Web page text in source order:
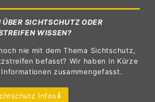
SICHTSCHUTZ ODER
WISSEN?
nie mit dem Thema Sichtschutz,
befasst? Wir haben in Kürze
zusammengefasst.
Infos